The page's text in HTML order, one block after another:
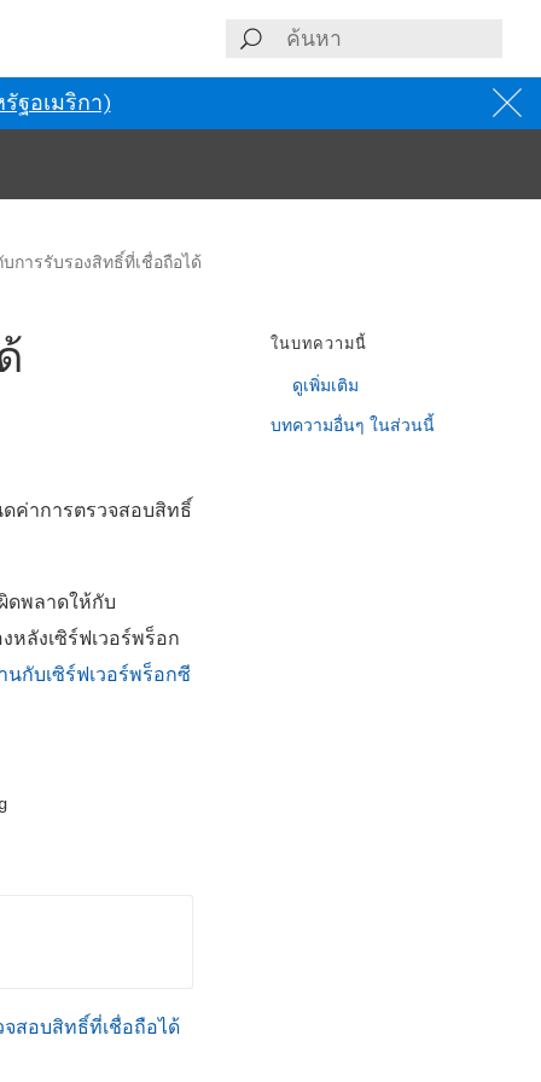
ฐอเมริกา)
การรับรองสิทธิ์ที่เชื่อถือได้
ค่าการตรวจสอบสิทธิ์
ดพลาดให้กับ
ลังเซิร์ฟเวอร์พร็อก
กับเซิร์ฟเวอร์พร็อกซี
สอบสิทธิ์ที่เชื่อถือได้
ในบทความนี้
ดูเพิ่มเติม
บทความอื่นๆ ในส่วนนี้